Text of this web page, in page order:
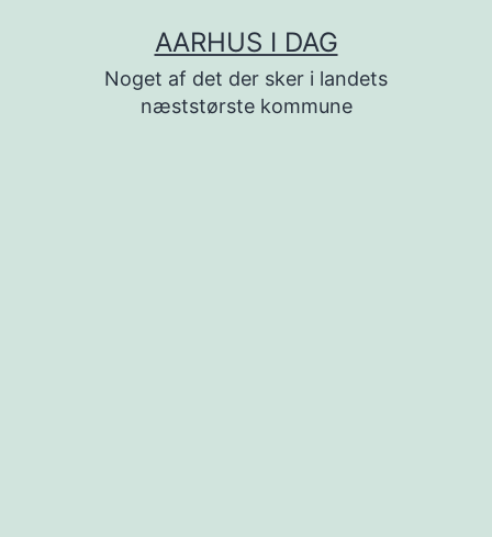
AARHUS I DAG
Noget af det der sker i landets
næststørste kommune